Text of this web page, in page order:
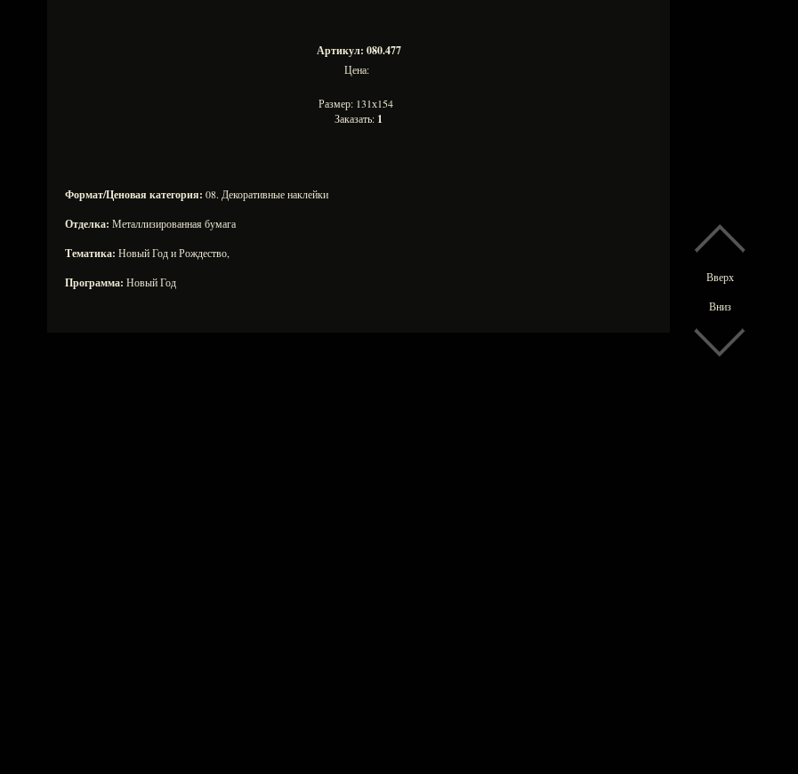
Вверх
Вниз
Артикул: 080.477
Цена:
Размер: 131х154
Заказать: 1
Формат/Ценовая категория: 08. Декоративные наклейки
Отделка: Металлизированная бумага
Тематика: Новый Год и Рождество,
Программа: Новый Год